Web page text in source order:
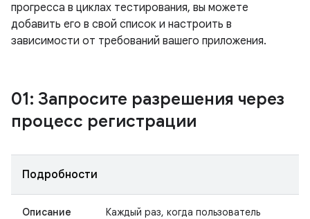
прогресса в циклах тестирования, вы можете
добавить его в свой список и настроить в
зависимости от требований вашего приложения.
01: Запросите разрешения через
процесс регистрации
Подробности
Описание
Каждый раз, когда пользователь